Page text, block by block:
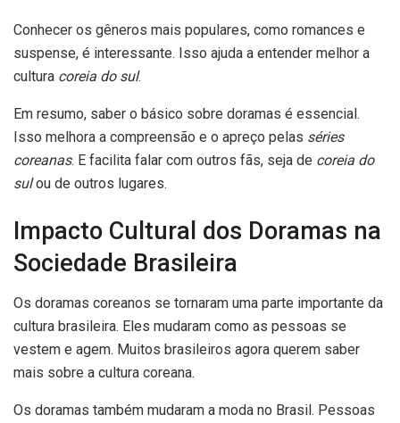
Conhecer os gêneros mais populares, como romances e
suspense, é interessante. Isso ajuda a entender melhor a
cultura coreia do sul.
Em resumo, saber o básico sobre doramas é essencial.
Isso melhora a compreensão e o apreço pelas séries
coreanas. E facilita falar com outros fãs, seja de coreia do
sulou de outros lugares.
Impacto Cultural dos Doramas na
Sociedade Brasileira
Os doramas coreanos se tornaram uma parte importante da
cultura brasileira. Eles mudaram como as pessoas se
vestem e agem. Muitos brasileiros agora querem saber
mais sobre a cultura coreana.
Os doramas também mudaram a moda no Brasil. Pessoas